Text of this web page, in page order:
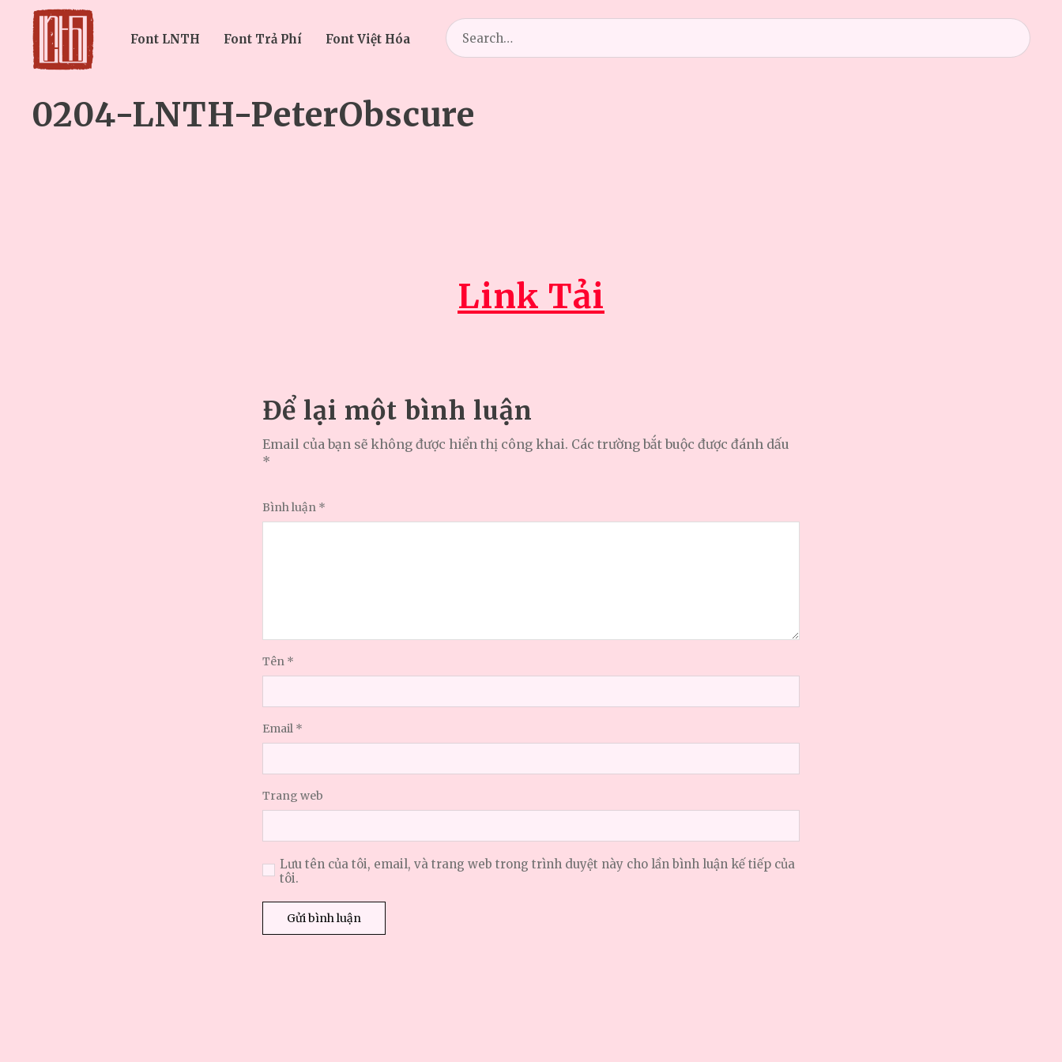
Font LNTH Font Trả Phí Font Việt Hóa
Search
for:
0204-LNTH-PeterObscure
Link Tải
Để lại một bình luận
Email của bạn sẽ không được hiển thị công khai. Các trường bắt buộc được đánh dấu
*
Bình luận *
Tên *
Email *
Trang web
Lưu tên của tôi, email, và trang web trong trình duyệt này cho lần bình luận kế tiếp của
tôi.